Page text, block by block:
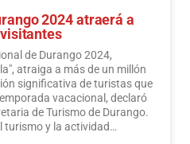
2024 atraerá a
de Durango 2024,
atraiga a más de un millón
significativa de turistas que
vacacional, declaró
de Turismo de Durango.
turismo y la actividad